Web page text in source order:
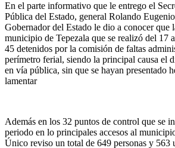
En el parte informativo que le entrego el
Pública del Estado, general Rolando
Gobernador del Estado le dio a conocer que
municipio de Tepezala que se realizó del 17
45 detenidos por la comisión de faltas
perímetro ferial, siendo la principal causa el
en vía pública, sin que se hayan presentado
lamentar
Además en los 32 puntos de control que se
periodo en lo principales accesos al
Único reviso un total de 649 personas y 563